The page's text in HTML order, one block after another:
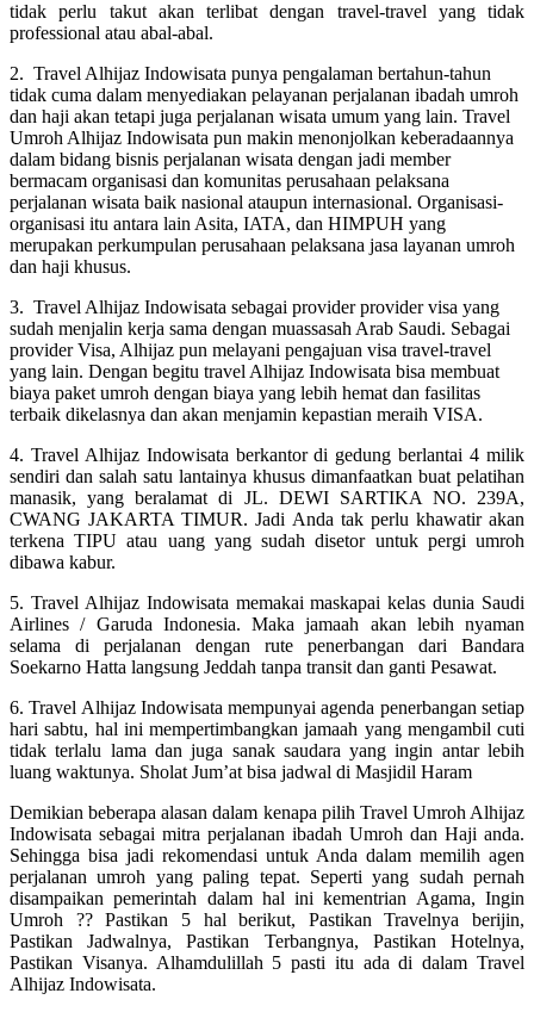
tidak perlu takut akan terlibat dengan travel-travel yang tidak
professional atau abal-abal.
2. Travel Alhijaz Indowisata punya pengalaman bertahun-tahun
tidak cuma dalam menyediakan pelayanan perjalanan ibadah umroh
dan haji akan tetapi juga perjalanan wisata umum yang lain. Travel
Umroh Alhijaz Indowisata pun makin menonjolkan keberadaannya
dalam bidang bisnis perjalanan wisata dengan jadi member
bermacam organisasi dan komunitas perusahaan pelaksana
perjalanan wisata baik nasional ataupun internasional. Organisasi-
organisasi itu antara lain Asita, IATA, dan HIMPUH yang
merupakan perkumpulan perusahaan pelaksana jasa layanan umroh
dan haji khusus.
3. Travel Alhijaz Indowisata sebagai provider provider visa yang
sudah menjalin kerja sama dengan muassasah Arab Saudi. Sebagai
provider Visa, Alhijaz pun melayani pengajuan visa travel-travel
yang lain. Dengan begitu travel Alhijaz Indowisata bisa membuat
biaya paket umroh dengan biaya yang lebih hemat dan fasilitas
terbaik dikelasnya dan akan menjamin kepastian meraih VISA.
4. Travel Alhijaz Indowisata berkantor di gedung berlantai 4 milik
sendiri dan salah satu lantainya khusus dimanfaatkan buat pelatihan
manasik, yang beralamat di JL. DEWI SARTIKA NO. 239A,
CWANG JAKARTA TIMUR. Jadi Anda tak perlu khawatir akan
terkena TIPU atau uang yang sudah disetor untuk pergi umroh
dibawa kabur.
5. Travel Alhijaz Indowisata memakai maskapai kelas dunia Saudi
Airlines / Garuda Indonesia. Maka jamaah akan lebih nyaman
selama di perjalanan dengan rute penerbangan dari Bandara
Soekarno Hatta langsung Jeddah tanpa transit dan ganti Pesawat.
6. Travel Alhijaz Indowisata mempunyai agenda penerbangan setiap
hari sabtu, hal ini mempertimbangkan jamaah yang mengambil cuti
tidak terlalu lama dan juga sanak saudara yang ingin antar lebih
luang waktunya. Sholat Jum’at bisa jadwal di Masjidil Haram
Demikian beberapa alasan dalam kenapa pilih Travel Umroh Alhijaz
Indowisata sebagai mitra perjalanan ibadah Umroh dan Haji anda.
Sehingga bisa jadi rekomendasi untuk Anda dalam memilih agen
perjalanan umroh yang paling tepat. Seperti yang sudah pernah
disampaikan pemerintah dalam hal ini kementrian Agama, Ingin
Umroh ?? Pastikan 5 hal berikut, Pastikan Travelnya berijin,
Pastikan Jadwalnya, Pastikan Terbangnya, Pastikan Hotelnya,
Pastikan Visanya. Alhamdulillah 5 pasti itu ada di dalam Travel
Alhijaz Indowisata.